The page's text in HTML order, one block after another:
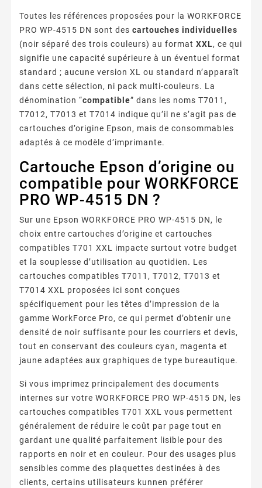
Toutes les références proposées pour la WORKFORCE
PRO WP-4515 DN sont des cartouches individuelles
(noir séparé des trois couleurs) au format XXL, ce qui
signifie une capacité supérieure à un éventuel format
standard ; aucune version XL ou standard n’apparaît
dans cette sélection, ni pack multi-couleurs. La
dénomination “compatible” dans les noms T7011,
T7012, T7013 et T7014 indique qu’il ne s’agit pas de
cartouches d’origine Epson, mais de consommables
adaptés à ce modèle d’imprimante.
Cartouche Epson d’origine ou
compatible pour WORKFORCE
PRO WP-4515 DN ?
Sur une Epson WORKFORCE PRO WP-4515 DN, le
choix entre cartouches d’origine et cartouches
compatibles T701 XXL impacte surtout votre budget
et la souplesse d’utilisation au quotidien. Les
cartouches compatibles T7011, T7012, T7013 et
T7014 XXL proposées ici sont conçues
spécifiquement pour les têtes d’impression de la
gamme WorkForce Pro, ce qui permet d’obtenir une
densité de noir suffisante pour les courriers et devis,
tout en conservant des couleurs cyan, magenta et
jaune adaptées aux graphiques de type bureautique.
Si vous imprimez principalement des documents
internes sur votre WORKFORCE PRO WP-4515 DN, les
cartouches compatibles T701 XXL vous permettent
généralement de réduire le coût par page tout en
gardant une qualité parfaitement lisible pour des
rapports en noir et en couleur. Pour des usages plus
sensibles comme des plaquettes destinées à des
clients, certains utilisateurs kunnen préférer